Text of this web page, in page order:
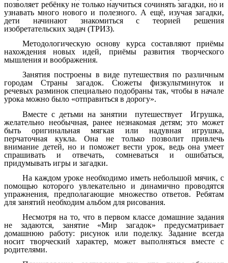
позволяет ребёнку не только научиться сочинять загадки, но и
узнавать много нового и полезного. А ещё, изучая загадки,
дети начинают знакомиться с теорией решения
изобретательских задач (ТРИЗ).
Методологическую основу курса составляют приёмы
нахождения новых идей, приёмы развития творческого
мышления и воображения.
Занятия построены в виде путешествия по различным
городам Страны загадок. Сюжеты физкультминуток и
речевых разминок специально подобраны так, чтобы в начале
урока можно было «отправиться в дорогу».
Вместе с детьми на занятии путешествует Игрушка,
желательно необычная, ранее незнакомая детям; это может
быть оригинальная мягкая или надувная игрушка,
перчаточная кукла. Она не только позволит привлечь
внимание детей, но и поможет вести урок, ведь она умеет
спрашивать и отвечать, сомневаться и ошибаться,
придумывать игры и загадки.
На каждом уроке необходимо иметь небольшой мячик, с
помощью которого увлекательно и динамично проводятся
упражнения, предполагающие множество ответов. Ребятам
для занятий необходим альбом для рисования.
Несмотря на то, что в первом классе домашние задания
не задаются, занятие «Мир загадок» предусматривает
домашнюю работу: рисунок или поделку. Задание всегда
носит творческий характер, может выполняться вместе с
родителями.